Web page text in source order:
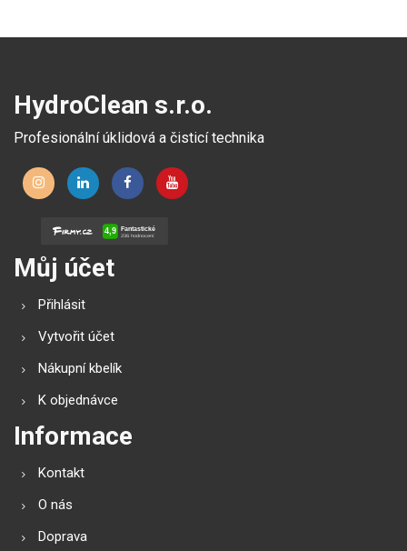
ovládáním a tichým
HydroClean s.r.o.
Profesionální úklidová a čisticí technika
Můj účet
Přihlásit
Vytvořit účet
Nákupní kbelík
K objednávce
Informace
Kontakt
O nás
Doprava